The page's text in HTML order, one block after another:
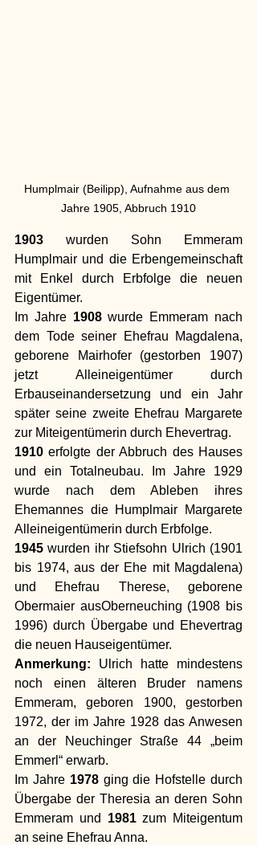
Humplmair (Beilipp), Aufnahme aus dem
Jahre 1905, Abbruch 1910
1903 wurden Sohn Emmeram
Humplmair und die Erbengemeinschaft
mit Enkel durch Erbfolge die neuen
Eigentümer.
Im Jahre 1908 wurde Emmeram nach
dem Tode seiner Ehefrau Magdalena,
geborene Mairhofer (gestorben 1907)
jetzt Alleineigentümer durch
Erbauseinandersetzung und ein Jahr
später seine zweite Ehefrau Margarete
zur Miteigentümerin durch Ehevertrag.
1910 erfolgte der Abbruch des Hauses
und ein Totalneubau. Im Jahre 1929
wurde nach dem Ableben ihres
Ehemannes die Humplmair Margarete
Alleineigentümerin durch Erbfolge.
1945 wurden ihr Stiefsohn Ulrich (1901
bis 1974, aus der Ehe mit Magdalena)
und Ehefrau Therese, geborene
Obermaier ausOberneuching (1908 bis
1996) durch Übergabe und Ehevertrag
die neuen Hauseigentümer.
Anmerkung: Ulrich hatte mindestens
noch einen älteren Bruder namens
Emmeram, geboren 1900, gestorben
1972, der im Jahre 1928 das Anwesen
an der Neuchinger Straße 44 „beim
Emmerl“ erwarb.
Im Jahre 1978 ging die Hofstelle durch
Übergabe der Theresia an deren Sohn
Emmeram und 1981 zum Miteigentum
an seine Ehefrau Anna.